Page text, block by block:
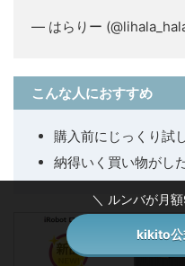
— はらりー
こんな人におすすめ
購入前にじっくり試
納得いく買い物がし
＼ ルンバが月
kikito公